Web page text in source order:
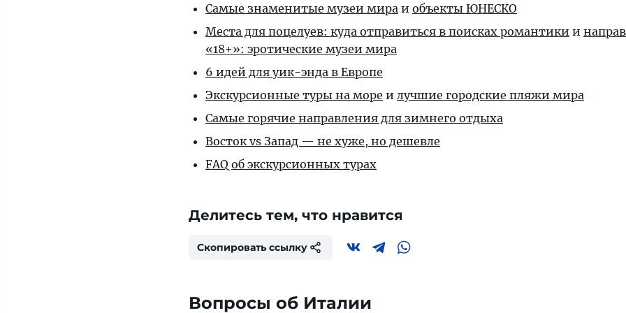
Самые знаменитые музеи мира и объекты ЮНЕСКО
Места для поцелуев: куда отправиться в поисках романтики и
«18+»: эротические музеи мира
6 идей для уик-энда в Европе
Экскурсионные туры на море и лучшие городские пляжи мира
Самые горячие направления для зимнего отдыха
Восток vs Запад — не хуже, но дешевле
FAQ об экскурсионных турах
Делитесь тем, что нравится
Скопировать ссылку
Вопросы об Италии